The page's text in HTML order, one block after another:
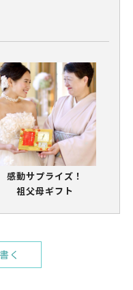
感動サプライズ！
祖父母ギフト
く